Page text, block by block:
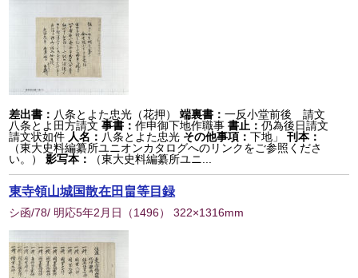
差出書： 八条とよた忠光（花押） 端裏書：一反小堂前後 請文
八条とよ田方請文 事書：作申御下地作職事書止：仍為後日請文
請文状如件 人名： 八条とよた忠光 その他事項：下地」刊本：
（東大史料編纂所ユニオンカタログへのリンクをご参照くださ
い。）
影写本： （東大史料編纂所ユニ...
東寺領山城国散在田畠等目録
シ函/78/ 明応5年2月日 （1496） 322×1316mm